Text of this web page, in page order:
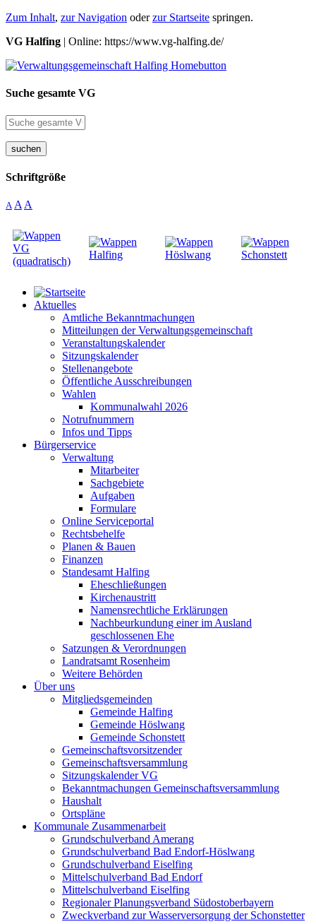
Zum Inhalt, zur Navigation oderzur Startseite springen.
VG Halfing | Online: https://www.vg-halfing.de/
Suche gesamte VG
suchen
Schriftgröße
A A A
Aktuelles
Amtliche Bekanntmachungen
Mitteilungen der Verwaltungsgemeinschaft
Veranstaltungskalender
Sitzungskalender
Stellenangebote
Öffentliche Ausschreibungen
Wahlen
Kommunalwahl 2026
Notrufnummern
Infos und Tipps
Bürgerservice
Verwaltung
Mitarbeiter
Sachgebiete
Aufgaben
Formulare
Online Serviceportal
Rechtsbehelfe
Planen & Bauen
Finanzen
Standesamt Halfing
Eheschließungen
Kirchenaustritt
Namensrechtliche Erklärungen
Nachbeurkundung einer im Ausland
geschlossenen Ehe
Satzungen & Verordnungen
Landratsamt Rosenheim
Weitere Behörden
Über uns
Mitgliedsgemeinden
Gemeinde Halfing
Gemeinde Höslwang
Gemeinde Schonstett
Gemeinschaftsvorsitzender
Gemeinschaftsversammlung
Sitzungskalender VG
Bekanntmachungen Gemeinschaftsversammlung
Haushalt
Ortspläne
Kommunale Zusammenarbeit
Grundschulverband Amerang
Grundschulverband Bad Endorf-Höslwang
Grundschulverband Eiselfing
Mittelschulverband Bad Endorf
Mittelschulverband Eiselfing
Regionaler Planungsverband Südostoberbayern
Zweckverband zur Wasserversorgung der Schonstetter